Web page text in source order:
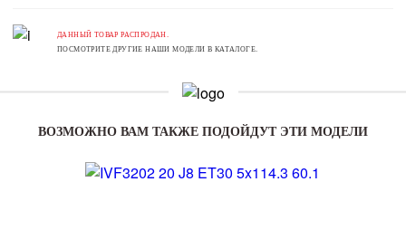
ДАННЫЙ ТОВАР РАСПРОДАН.
ПОСМОТРИТЕ ДРУГИЕ НАШИ МОДЕЛИ В КАТАЛОГЕ.
ВОЗМОЖНО ВАМ ТАКЖЕ ПОДОЙДУТ ЭТИ МОДЕЛИ